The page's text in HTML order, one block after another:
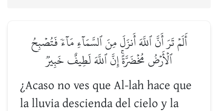
أَلَمۡ تَرَ أَنَّ ٱللَّهَ أَنزَلَ مِنَ ٱلسَّمَآءِ مَآءٗ فَتُصۡبِحُ
ٱلۡأَرۡضُ مُخۡضَرَّةًۚ إِنَّ ٱللَّهَ لَطِيفٌ خَبِيرٞ
¿Acaso no ves que Al-lah hace que
la lluvia descienda del cielo y la